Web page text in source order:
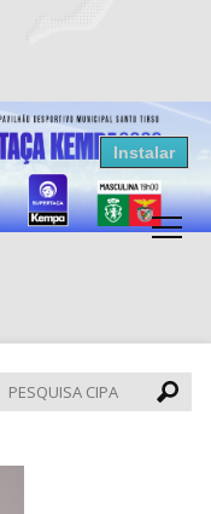
Instalar
CIPA